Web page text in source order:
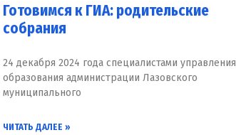
Готовимся к ГИА: родительские
собрания
24 декабря 2024 года специалистами управления
образования администрации Лазовского
муниципального
ЧИТАТЬ ДАЛЕЕ »